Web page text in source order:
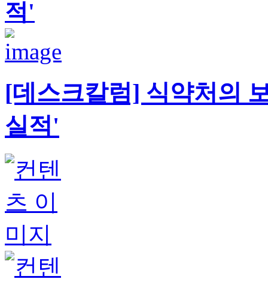
적'
[데스크칼럼] 식약처의
실적'